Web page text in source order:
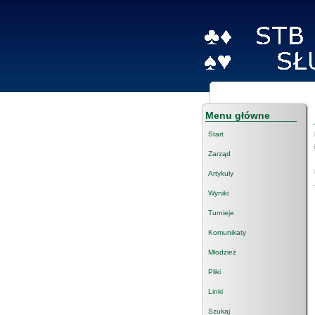
Menu główne
Start
Zarząd
Artykuły
Wyniki
Turnieje
Komunikaty
Młodzież
Pliki
Linki
Szukaj